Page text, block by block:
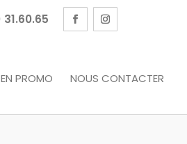
31.60.65
EN PROMO NOUS CONTACTER